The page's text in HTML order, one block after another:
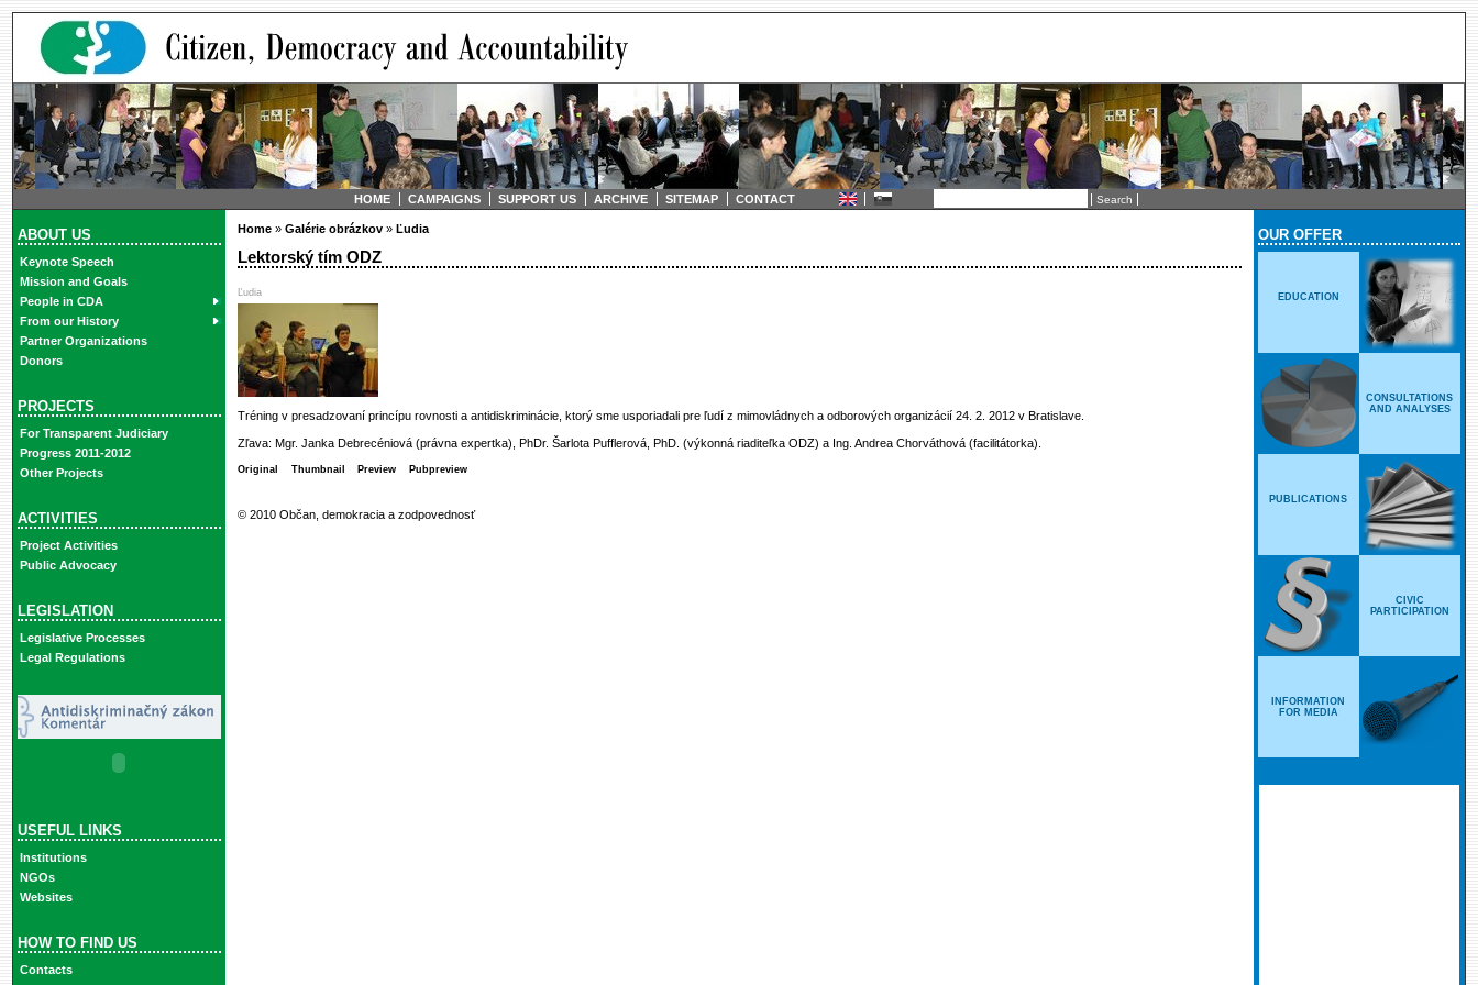
HOME CAMPAIGNS SUPPORT US ARCHIVE SITEMAP CONTACT
ABOUT US
Keynote Speech
Mission and Goals
People in CDA
From our History
Partner Organizations
Donors
PROJECTS
For Transparent Judiciary
Progress 2011-2012
Other Projects
ACTIVITIES
Project Activities
Public Advocacy
LEGISLATION
Legislative Processes
Legal Regulations
USEFUL LINKS
Institutions
NGOs
Websites
HOW TO FIND US
Contacts
Home» Galérie obrázkov» Ľudia
Lektorský tím ODZ
Ľudia
Tréning v presadzovaní princípu rovnosti a antidiskriminácie, ktorý sme usporiadali pre ľudí z mimovládnych a odborových organizácií 24. 2. 2012 v Bratislave.
Zľava: Mgr. Janka Debrecéniová (právna expertka), PhDr. Šarlota Pufflerová, PhD. (výkonná riaditeľka ODZ) a Ing. Andrea Chorváthová (facilitátorka).
Original Thumbnail Preview Pubpreview
© 2010 Občan, demokracia a zodpovednosť
OUR OFFER
EDUCATION
CONSULTATIONS
AND ANALYSES
PUBLICATIONS
CIVIC
PARTICIPATION
INFORMATION
FOR MEDIA